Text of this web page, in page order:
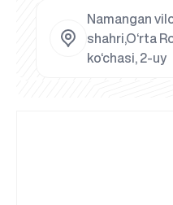
Namangan
shahri,O‘rta
ko‘chasi, 2-uy